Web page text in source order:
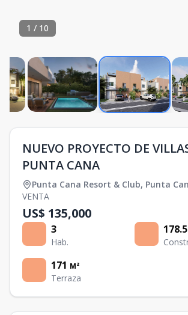
1 / 10
NUEVO PROYECTO DE
PUNTA CANA
Punta Cana Resort & Club, Punta
VENTA
US$ 135,000
3
Hab.
178.5
171 M²
Terraza